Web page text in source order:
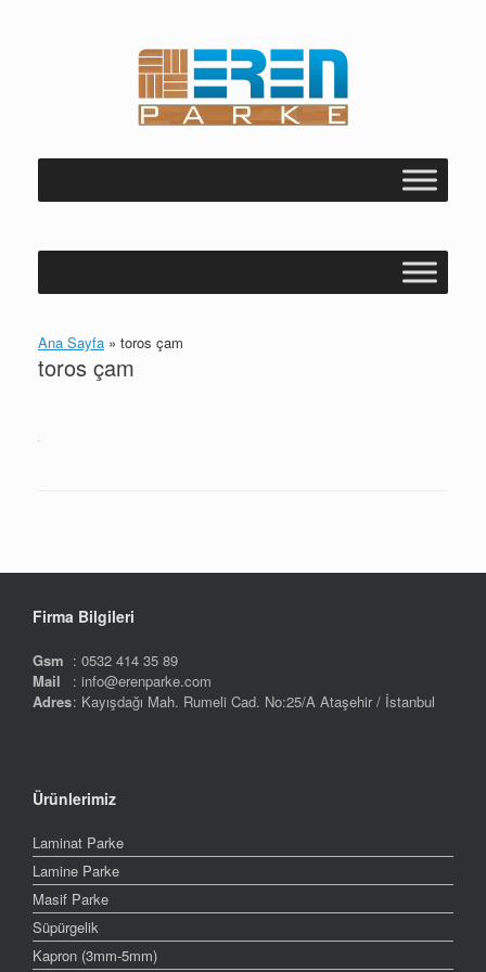
Ana Sayfa » toros çam
toros çam
Firma Bilgileri
Gsm : 0532 414 35 89
Mail
: info@erenparke.com
Adres: Kayışdağı Mah. Rumeli Cad. No:25/A Ataşehir / İstanbul
Ürünlerimiz
Laminat Parke
Lamine Parke
Masif Parke
Süpürgelik
Kapron (3mm-5mm)